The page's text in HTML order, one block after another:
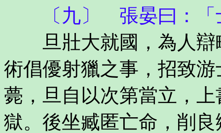
〔九〕 張晏曰：「
旦壯大就國，為人辯
術倡優射獵之事，招致
薨，旦自以次第當立，
獄。後坐臧匿亡命，削